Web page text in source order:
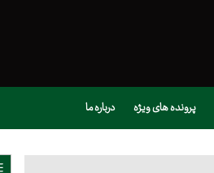
پرونده های ویژه درباره ما